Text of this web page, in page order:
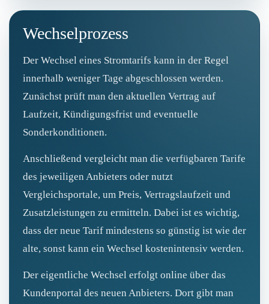
Wechselprozess
Der Wechsel eines Stromtarifs kann in der Regel
innerhalb weniger Tage abgeschlossen werden.
Zunächst prüft man den aktuellen Vertrag auf
Laufzeit, Kündigungsfrist und eventuelle
Sonderkonditionen.
Anschließend vergleicht man die verfügbaren Tarife
des jeweiligen Anbieters oder nutzt
Vergleichsportale, um Preis, Vertragslaufzeit und
Zusatzleistungen zu ermitteln. Dabei ist es wichtig,
dass der neue Tarif mindestens so günstig ist wie der
alte, sonst kann ein Wechsel kostenintensiv werden.
Der eigentliche Wechsel erfolgt online über das
Kundenportal des neuen Anbieters. Dort gibt man